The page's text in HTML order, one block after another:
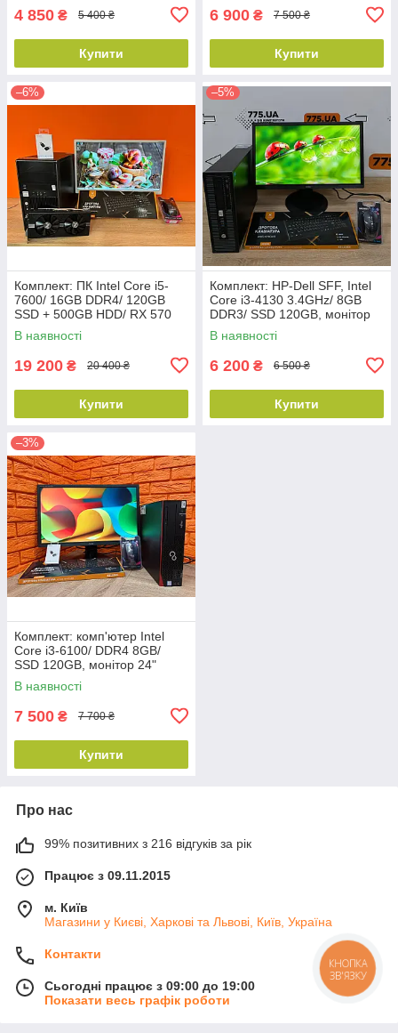
4 850 ₴ 5 400 ₴
Купити
6 900 ₴ 7 500 ₴
Купити
–6%
Комплект: ПК Intel Core i5-
7600/ 16GB DDR4/ 120GB
SSD + 500GB HDD/ RX 570
8GB, монітор 24" IPS,
клавіатура, миша, WiFi+BT
В наявності
19 200 ₴ 20 400 ₴
Купити
–5%
Комплект: HP-Dell SFF, Intel
Core i3-4130 3.4GHz/ 8GB
DDR3/ SSD 120GB, монітор
24" (1920x1080) AMVA LED,
клавіатура, миша
В наявності
6 200 ₴ 6 500 ₴
Купити
–3%
Комплект: комп'ютер Intel
Core i3-6100/ DDR4 8GB/
SSD 120GB, монітор 24"
(1920x1080) AMVA LED,
клавіатура, миша, WiFi + BT
В наявності
7 500 ₴ 7 700 ₴
Купити
Про нас
99% позитивних з 216 відгуків за рік
Працює з 09.11.2015
м. Київ
Магазини у Києві, Харкові та Львові, Київ, Україна
Контакти
Сьогодні працює з 09:00 до 19:00
Показати весь графік роботи
КНОПКА
ЗВ'ЯЗКУ